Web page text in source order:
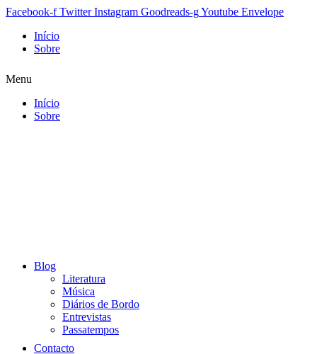
Facebook-f Twitter Instagram Goodreads-gYoutube Envelope
Início
Sobre
Menu
Início
Sobre
Blog
Literatura
Música
Diários de Bordo
Entrevistas
Passatempos
Contacto